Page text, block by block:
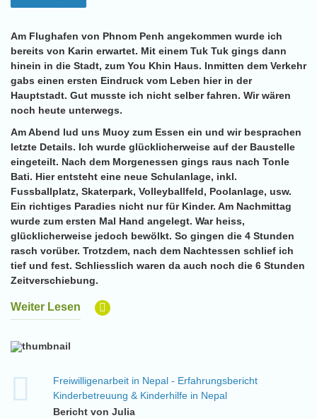
Am Flughafen von Phnom Penh angekommen wurde ich
bereits von Karin erwartet. Mit einem Tuk Tuk gings dann
hinein in die Stadt, zum You Khin Haus. Inmitten dem Verkehr
gabs einen ersten Eindruck vom Leben hier in der
Hauptstadt. Gut musste ich nicht selber fahren. Wir wären
noch heute unterwegs.
Am Abend lud uns Muoy zum Essen ein und wir besprachen
letzte Details. Ich wurde glücklicherweise auf der Baustelle
eingeteilt. Nach dem Morgenessen gings raus nach Tonle
Bati. Hier entsteht eine neue Schulanlage, inkl.
Fussballplatz, Skaterpark, Volleyballfeld, Poolanlage, usw.
Ein richtiges Paradies nicht nur für Kinder. Am Nachmittag
wurde zum ersten Mal Hand angelegt. War heiss,
glücklicherweise jedoch bewölkt. So gingen die 4 Stunden
rasch vorüber. Trotzdem, nach dem Nachtessen schlief ich
tief und fest. Schliesslich waren da auch noch die 6 Stunden
Zeitverschiebung.
Weiter Lesen
Freiwilligenarbeit in Nepal - Erfahrungsbericht
Kinderbetreuung & Kinderhilfe in Nepal
Bericht von Julia